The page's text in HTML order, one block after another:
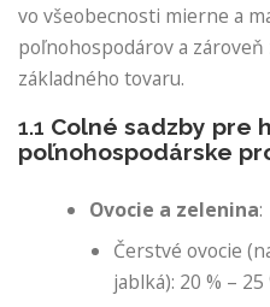
vo všeobecnosti mierne a
poľnohospodárov a
základného tovaru.
1.1 Colné sadzby pre
poľnohospodárske
Ovocie a zelenina:
Čerstvé ovocie
jablká): 20 % – 25